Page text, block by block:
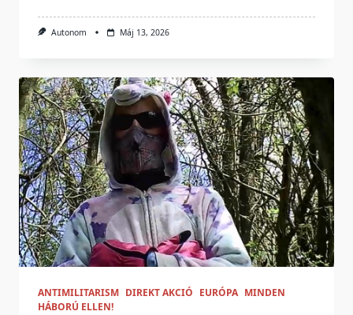
Autonom Máj 13, 2026
ANTIMILITARISM DIREKT AKCIÓ EURÓPA MINDEN
HÁBORÚ ELLEN!